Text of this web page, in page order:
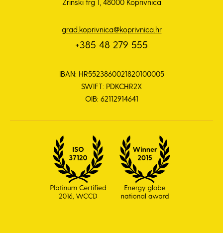
Zrinski trg 1, 48000 Koprivnica
grad.koprivnica@koprivnica.hr
+385 48 279 555
IBAN: HR5523860021820100005
SWIFT: PDKCHR2X
OIB: 62112914641